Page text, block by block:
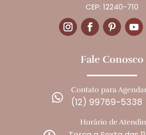
CEP: 12240-710
Fale Conosco

Contato para
(12) 99769-5338
Horário de